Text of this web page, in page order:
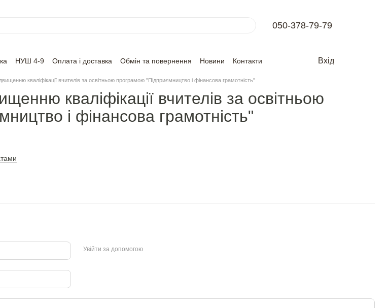
050-378-79-79
НУШ 4-9 Оплата і доставка Обмін та повернення Новини
Контакти
Вхід
кваліфікації вчителів за освітньою програмою "Підприємництво і фінансова грамотність"
кваліфікації вчителів за освітньою
і фінансова грамотність"
Увійти за допомогою